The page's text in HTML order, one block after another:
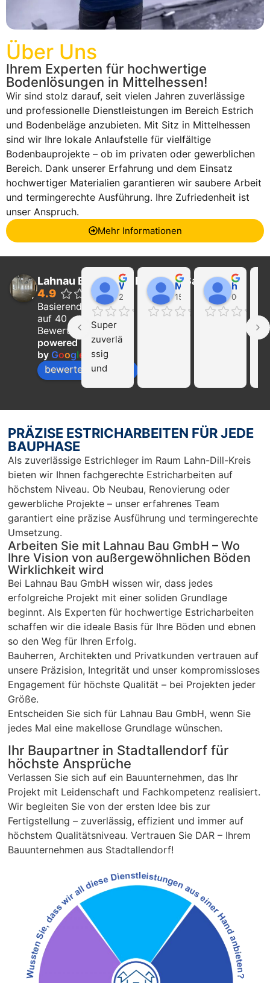
Über Uns
Ihrem Experten für hochwertige
Bodenlösungen in Mittelhessen!
Wir sind stolz darauf, seit vielen Jahren zuverlässige
und professionelle Dienstleistungen im Bereich Estrich
und Bodenbeläge anzubieten. Mit Sitz in Mittelhessen
sind wir Ihre lokale Anlaufstelle für vielfältige
Bodenbauprojekte – ob im privaten oder gewerblichen
Bereich. Dank unserer Erfahrung und dem Einsatz
hochwertiger Materialien garantieren wir saubere Arbeit
und termingerechte Ausführung. Ihre Zufriedenheit ist
unser Anspruch.
Mehr Informationen
Lahnau Bau GmbH Estrich & Sanierung
4.9
Basierend
auf 40
Bewertungen
powered
by Google
bewerte uns auf
Walter Wider
22:21 01 Feb 24
Super
zuverlä
ssig
und
Nur zu
empfeh
len…
Marcel Becker
15:39 31 Jan 24
hayat Nikolaeva
00:29 16
PRÄZISE ESTRICHARBEITEN FÜR JEDE
BAUPHASE
Als zuverlässige Estrichleger im Raum Lahn-Dill-Kreis
bieten wir Ihnen fachgerechte Estricharbeiten auf
höchstem Niveau. Ob Neubau, Renovierung oder
gewerbliche Projekte – unser erfahrenes Team
garantiert eine präzise Ausführung und termingerechte
Umsetzung.
Arbeiten Sie mit Lahnau Bau GmbH – Wo
Ihre Vision von außergewöhnlichen Böden
Wirklichkeit wird
Bei Lahnau Bau GmbH wissen wir, dass jedes
erfolgreiche Projekt mit einer soliden Grundlage
beginnt. Als Experten für hochwertige Estricharbeiten
schaffen wir die ideale Basis für Ihre Böden und ebnen
so den Weg für Ihren Erfolg.
Bauherren, Architekten und Privatkunden vertrauen auf
unsere Präzision, Integrität und unser kompromissloses
Engagement für höchste Qualität – bei Projekten jeder
Größe.
Entscheiden Sie sich für Lahnau Bau GmbH, wenn Sie
jedes Mal eine makellose Grundlage wünschen.
Ihr Baupartner in Stadtallendorf für
höchste Ansprüche
Verlassen Sie sich auf ein Bauunternehmen, das Ihr
Projekt mit Leidenschaft und Fachkompetenz realisiert.
Wir begleiten Sie von der ersten Idee bis zur
Fertigstellung – zuverlässig, effizient und immer auf
höchstem Qualitätsniveau. Vertrauen Sie DAR – Ihrem
Bauunternehmen aus Stadtallendorf!